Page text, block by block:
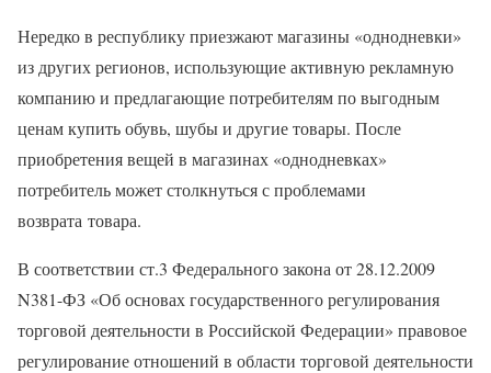
Нередко в республику приезжают магазины «однодневки»
из других регионов, использующие активную рекламную
компанию и предлагающие потребителям по выгодным
ценам купить обувь, шубы и другие товары. После
приобретения вещей в магазинах «однодневках»
потребитель может столкнуться с проблемами
возврата товара.
В соответствии ст.3 Федерального закона от 28.12.2009
N381-ФЗ «Об основах государственного регулирования
торговой деятельности в Российской Федерации» правовое
регулирование отношений в области торговой деятельности